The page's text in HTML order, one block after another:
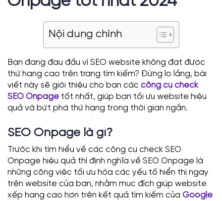
Nội dung chính
Bạn đang đau đầu vì SEO website không đạt được
thứ hạng cao trên trang tìm kiếm? Đừng lo lắng, bài
viết này sẽ giới thiệu cho bạn các công cụ check
SEO Onpage tốt nhất, giúp bạn tối ưu website hiệu
quả và bứt phá thứ hạng trong thời gian ngắn.
SEO Onpage là gì?
Trước khi tìm hiểu về các công cụ check SEO
Onpage hiệu quả thì định nghĩa về SEO Onpage là
những công việc tối ưu hóa các yếu tố hiển thị ngay
trên website của bạn, nhằm mục đích giúp website
xếp hạng cao hơn trên kết quả tìm kiếm của Google